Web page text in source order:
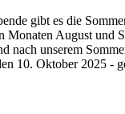
gibt es die
Monaten August und
nach unserem
10. Oktober 2025 -